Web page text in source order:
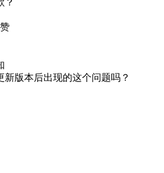
赞
版本后出现的这个问题吗？